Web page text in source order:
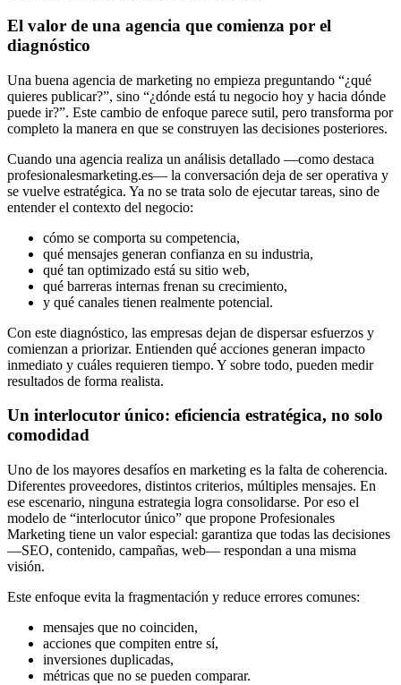
El valor de una agencia que comienza por el
diagnóstico
Una buena agencia de marketing no empieza preguntando “¿qué
quieres publicar?”, sino “¿dónde está tu negocio hoy y hacia dónde
puede ir?”. Este cambio de enfoque parece sutil, pero transforma por
completo la manera en que se construyen las decisiones posteriores.
Cuando una agencia realiza un análisis detallado —como destaca
profesionalesmarketing.es— la conversación deja de ser operativa y
se vuelve estratégica. Ya no se trata solo de ejecutar tareas, sino de
entender el contexto del negocio:
cómo se comporta su competencia,
qué mensajes generan confianza en su industria,
qué tan optimizado está su sitio web,
qué barreras internas frenan su crecimiento,
y qué canales tienen realmente potencial.
Con este diagnóstico, las empresas dejan de dispersar esfuerzos y
comienzan a priorizar. Entienden qué acciones generan impacto
inmediato y cuáles requieren tiempo. Y sobre todo, pueden medir
resultados de forma realista.
Un interlocutor único: eficiencia estratégica, no solo
comodidad
Uno de los mayores desafíos en marketing es la falta de coherencia.
Diferentes proveedores, distintos criterios, múltiples mensajes. En
ese escenario, ninguna estrategia logra consolidarse. Por eso el
modelo de “interlocutor único” que propone Profesionales
Marketing tiene un valor especial: garantiza que todas las decisiones
—SEO, contenido, campañas, web— respondan a una misma
visión.
Este enfoque evita la fragmentación y reduce errores comunes:
mensajes que no coinciden,
acciones que compiten entre sí,
inversiones duplicadas,
métricas que no se pueden comparar.